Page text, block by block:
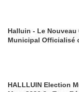
Halluin - Le Nouveau
Municipal Officialisé
HALLLUIN Election